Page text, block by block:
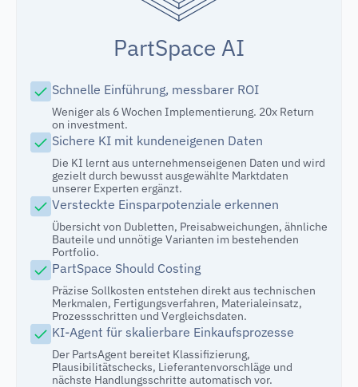
PartSpace AI
Schnelle Einführung, messbarer ROI
Weniger als 6 Wochen Implementierung. 20x Return
on investment.
Sichere KI mit kundeneigenen Daten
Die KI lernt aus unternehmenseigenen Daten und wird
gezielt durch bewusst ausgewählte Marktdaten
unserer Experten ergänzt.
Versteckte Einsparpotenziale erkennen
Übersicht von Dubletten, Preisabweichungen, ähnliche
Bauteile und unnötige Varianten im bestehenden
Portfolio.
PartSpace Should Costing
Präzise Sollkosten entstehen direkt aus technischen
Merkmalen, Fertigungsverfahren, Materialeinsatz,
Prozessschritten und Vergleichsdaten.
KI-Agent für skalierbare Einkaufsprozesse
Der PartsAgent bereitet Klassifizierung,
Plausibilitätschecks, Lieferantenvorschläge und
nächste Handlungsschritte automatisch vor.